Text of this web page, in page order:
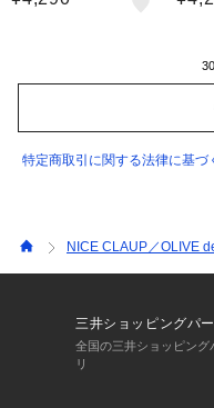
30
特定商取引に関する法律に基づ
NICE CLAUP／OLIVE
三井ショッピングパ
全国の三井ショッピン
リ